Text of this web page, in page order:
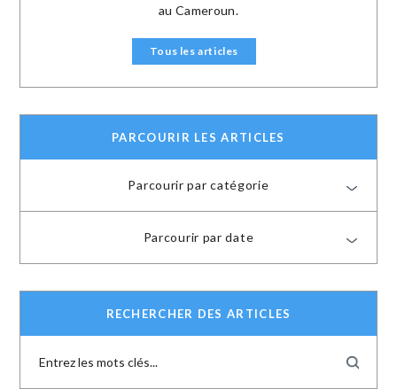
au Cameroun.
Tous les articles
PARCOURIR LES ARTICLES
Parcourir par catégorie
Parcourir par date
RECHERCHER DES ARTICLES